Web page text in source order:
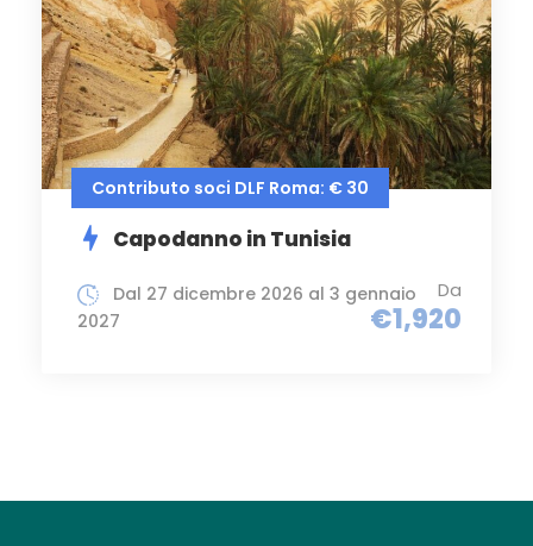
Contributo soci DLF Roma: € 30
Capodanno in Tunisia
Da
€1,920
Dal 27 dicembre 2026 al 3 gennaio
2027